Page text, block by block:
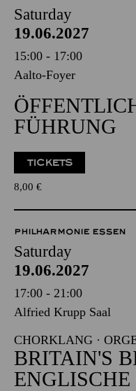
Saturday
19.06.2027
15:00 - 17:00
Aalto-Foyer
FÜHRUNG
TICKETS
8,00 €
PHILHARMONIE ESSEN
Saturday
19.06.2027
17:00 - 21:00
Alfried Krupp Saal
CHORKLANG ·
BRITAIN'S